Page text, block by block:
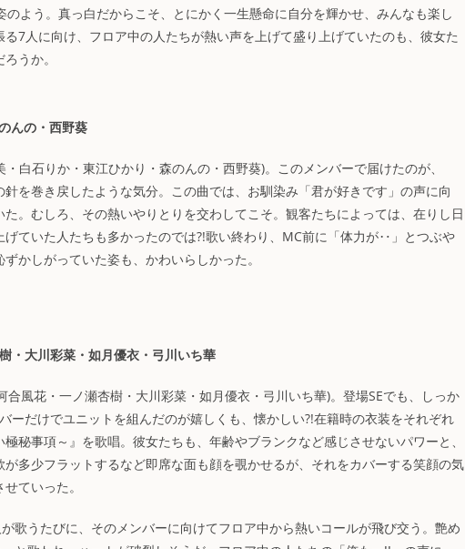
のよう。真っ白だからこそ、とにかく一生懸命に自分を輝かせ、みんなも楽し
7人に向け、フロア中の人たちが熱い声を上げて盛り上げていたのも、彼女た
うか。
んの・西野葵
白石りか・東江ひかり・森のんの・西野葵)。このメンバーで届けたのが、
を巻き戻したような気分。この曲では、お馴染み「君が好きです」の声に向
。むしろ、その熱いやりとりを交わしてこそ。観客たちによっては、在りし日
ていた人たちも多かったのでは?!歌い終わり、MC前に「体力が‥」とつぶや
かしがっていた姿も、かわいらしかった。
・大川彩菜・如月優衣・弓川いち華
合風花・一ノ瀬杏樹・大川彩菜・如月優衣・弓川いち華)。登場SEでも、しっか
ーだけでユニットを組んだのが嬉しくも、懐かしい?!在籍時の衣装をそれぞれ
秘事項～』を歌唱。彼女たちも、年齢やブランクなど感じさせないパワーと、
多少フラットするなど即席な面も顔を覗かせるが、それをカバーする笑顔の気
ていった。
歌うたびに、そのメンバーに向けてフロア中から熱いコールが飛び交う。艶め